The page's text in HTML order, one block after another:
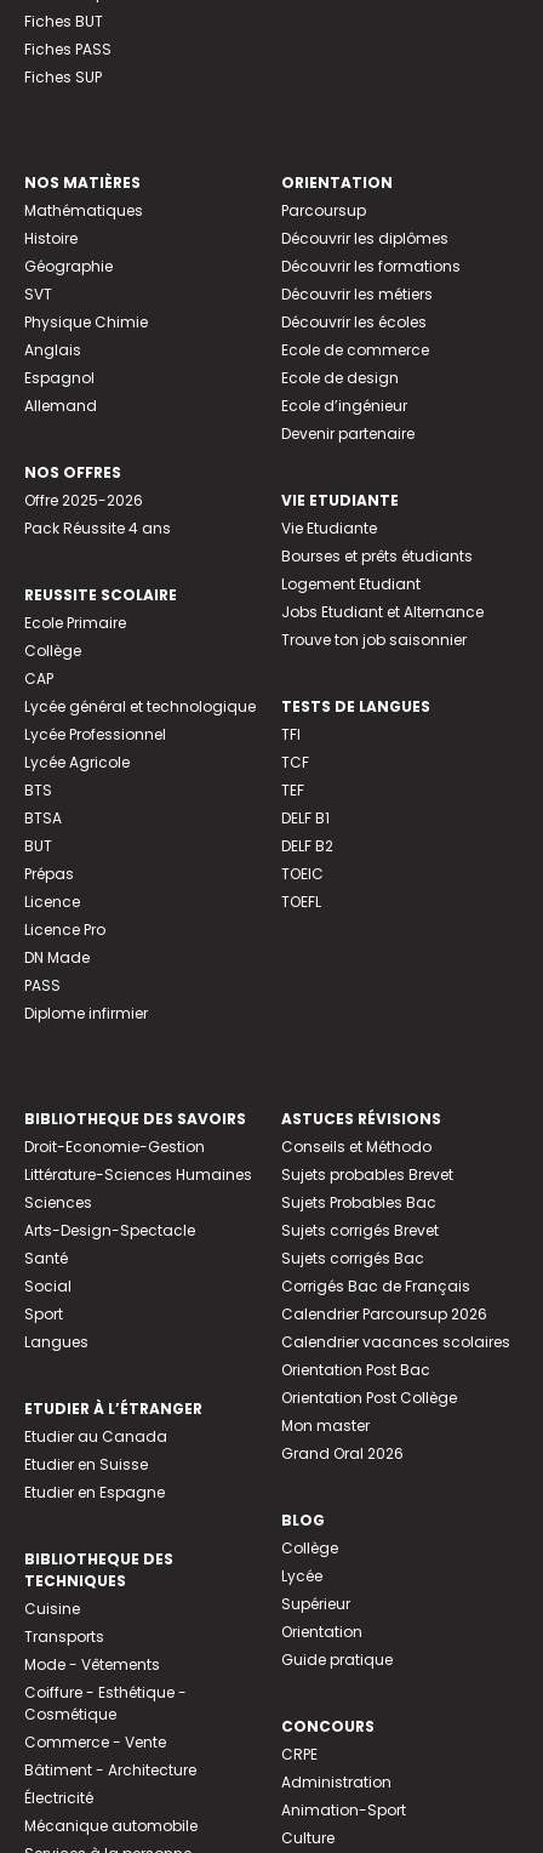
Fiches BUT
Fiches PASS
Fiches SUP
NOS MATIÈRES
Mathématiques
Histoire
Géographie
SVT
Physique Chimie
Anglais
Espagnol
Allemand
NOS OFFRES
Offre 2025-2026
Pack Réussite 4 ans
REUSSITE SCOLAIRE
Ecole Primaire
Collège
CAP
Lycée général et technologique
Lycée Professionnel
Lycée Agricole
BTS
BTSA
BUT
Prépas
Licence
Licence Pro
DN Made
PASS
Diplome infirmier
ORIENTATION
Parcoursup
Découvrir les diplômes
Découvrir les formations
Découvrir les métiers
Découvrir les écoles
Ecole de commerce
Ecole de design
Ecole d’ingénieur
Devenir partenaire
VIE ETUDIANTE
Vie Etudiante
Bourses et prêts étudiants
Logement Etudiant
Jobs Etudiant et Alternance
Trouve ton job saisonnier
TESTS DE LANGUES
TFI
TCF
TEF
DELF B1
DELF B2
TOEIC
TOEFL
BIBLIOTHEQUE DES SAVOIRS
Droit-Economie-Gestion
Littérature-Sciences Humaines
Sciences
Arts-Design-Spectacle
Santé
Social
Sport
Langues
ETUDIER À L’ÉTRANGER
Etudier au Canada
Etudier en Suisse
Etudier en Espagne
BIBLIOTHEQUE DES
TECHNIQUES
Cuisine
Transports
Mode - Vêtements
Coiffure - Esthétique -
Cosmétique
Commerce - Vente
Bâtiment - Architecture
Électricité
Mécanique automobile
ASTUCES RÉVISIONS
Conseils et Méthodo
Sujets probables Brevet
Sujets Probables Bac
Sujets corrigés Brevet
Sujets corrigés Bac
Corrigés Bac de Français
Calendrier Parcoursup 2026
Calendrier vacances scolaires
Orientation Post Bac
Orientation Post Collège
Mon master
Grand Oral 2026
BLOG
Collège
Lycée
Supérieur
Orientation
Guide pratique
CONCOURS
CRPE
Administration
Animation-Sport
Culture